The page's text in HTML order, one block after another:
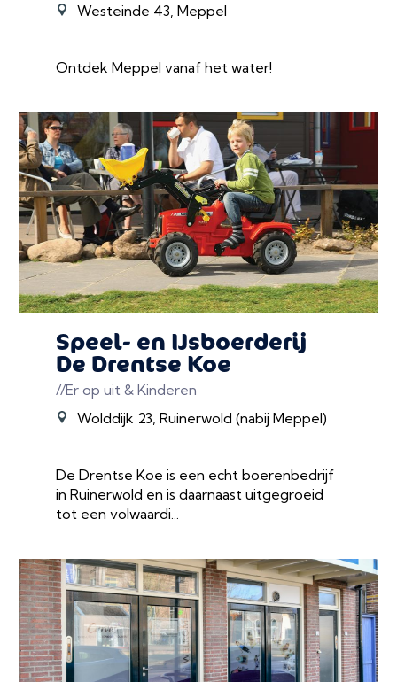
Westeinde 43, Meppel
Ontdek Meppel vanaf het water!
Speel- en IJsboerderij
De Drentse Koe
//Er op uit & Kinderen
Wolddijk 23, Ruinerwold (nabij Meppel)
De Drentse Koe is een echt boerenbedrijf
in Ruinerwold en is daarnaast uitgegroeid
tot een volwaardi...